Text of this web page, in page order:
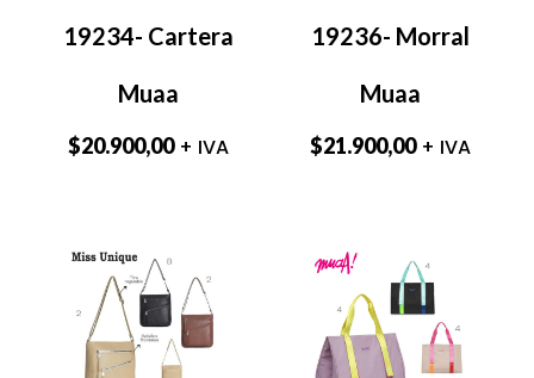
19234- Cartera
Muaa
$20.900,00 + IVA
19236- Morral
Muaa
$21.900,00 + IVA